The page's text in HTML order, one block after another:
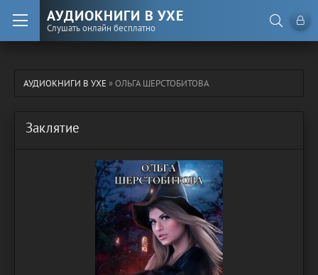
АУДИОКНИГИ В УХЕ
Слушать онлайн бесплатно
АУДИОКНИГИ В УХЕ» ОЛЬГА ШЕРСТОБИТОВА
Заклятие